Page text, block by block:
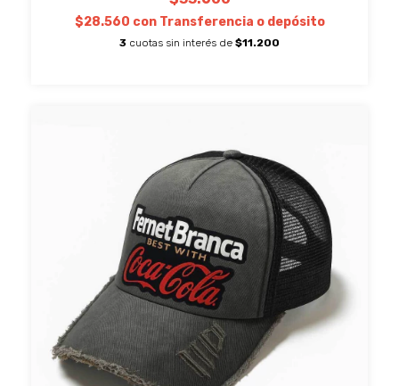
$28.560 con Transferencia o depósito
3 cuotas sin interés de $11.200